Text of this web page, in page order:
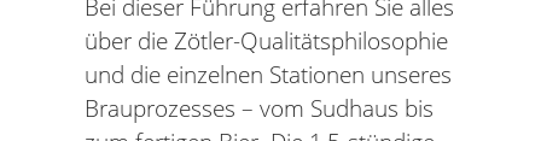
Bei dieser Führung erfahren Sie alles
über die Zötler-Qualitätsphilosophie
und die einzelnen Stationen unseres
Brauprozesses – vom Sudhaus bis